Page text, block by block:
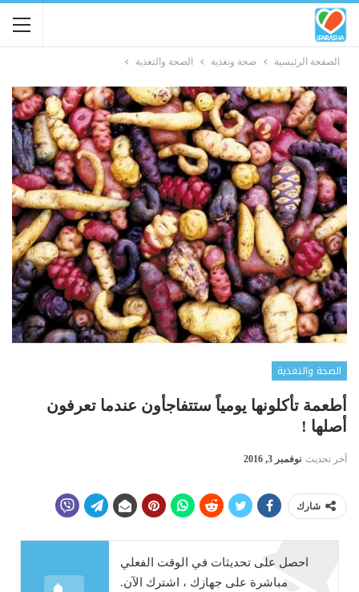
الصفحة الرئيسية صحة وتغذية الصحة والتغذية
الصحة والتغذية
أطعمة تأكلونها يومياً ستتفاجأون عندما تعرفون
أصلها !
آخر تحديث نوفمبر 3, 2016
شارك
احصل على تحديثات في الوقت الفعلي
مباشرة على جهازك ، اشترك الآن.